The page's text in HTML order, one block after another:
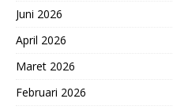
Juni 2026
April 2026
Maret 2026
Februari 2026